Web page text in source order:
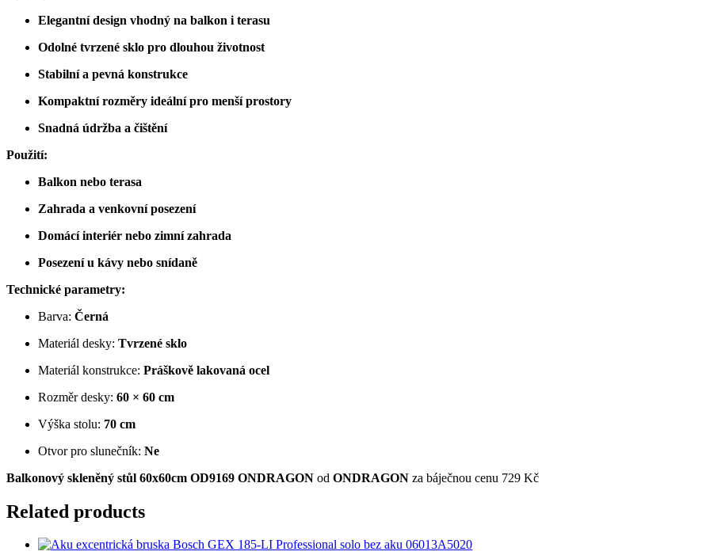
Elegantní design vhodný na balkon i terasu
Odolné tvrzené sklo pro dlouhou životnost
Stabilní a pevná konstrukce
Kompaktní rozměry ideální pro menší prostory
Snadná údržba a čištění
Použití:
Balkon nebo terasa
Zahrada a venkovní posezení
Domácí interiér nebo zimní zahrada
Posezení u kávy nebo snídaně
Technické parametry:
Barva: Černá
Materiál desky: Tvrzené sklo
Materiál konstrukce: Práškově lakovaná ocel
Rozměr desky: 60 × 60 cm
Výška stolu: 70 cm
Otvor pro slunečník: Ne
Balkonový skleněný stůl 60x60cm OD9169 ONDRAGON od ONDRAGON za báječnou cenu 729 Kč
Related products